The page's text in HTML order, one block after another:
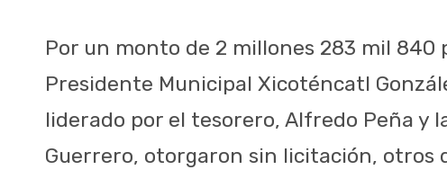
Por un monto de 2 millones 283 mil 840
Presidente Municipal Xicoténcatl
liderado por el tesorero, Alfredo Peña y
Guerrero, otorgaron sin licitación, otros